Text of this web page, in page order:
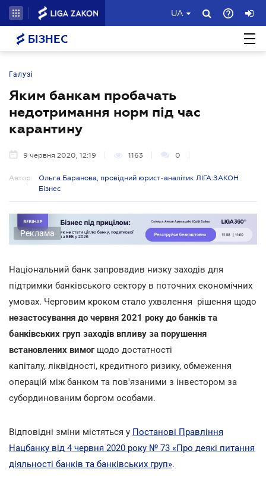
UA
БІЗНЕС
Галузі
Яким банкам пробачать
недотримання норм під час
карантину
9 червня 2020, 12:19 1163 0
Автор:
Ольга Баранова, провідний юрист-аналітик ЛІГА:ЗАКОН
Бізнес
Реклама
Національний банк запровадив низку заходів для
підтримки банківського сектору в поточних економічних
умовах. Черговим кроком стало ухвалення рішення щодо
незастосування до червня 2021 року до банків та
банківських груп заходів впливу за порушення
встановлених вимогщодо достатності
капіталу, ліквідності, кредитного ризику, обмеження
операцій між банком та пов'язаними з інвестором за
субординованим боргом особами.
Відповідні зміни містяться у Постанові Правління
Нацбанку від 4 червня 2020 року № 73 «Про деякі питання
діяльності банків та банківських груп».